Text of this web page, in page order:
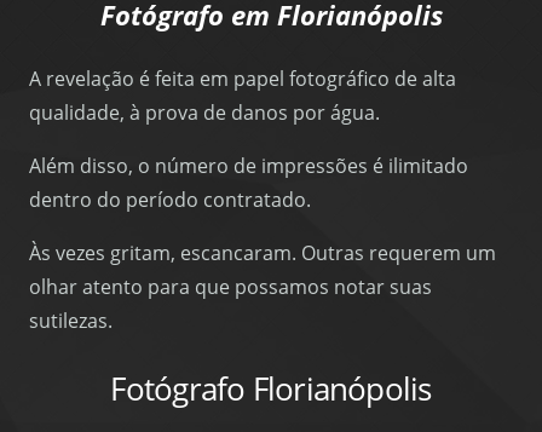
Fotógrafo em Florianópolis
A revelação é feita em papel fotográfico de alta
qualidade, à prova de danos por água.
Além disso, o número de impressões é ilimitado
dentro do período contratado.
Às vezes gritam, escancaram. Outras requerem um
olhar atento para que possamos notar suas
sutilezas.
Fotógrafo Florianópolis